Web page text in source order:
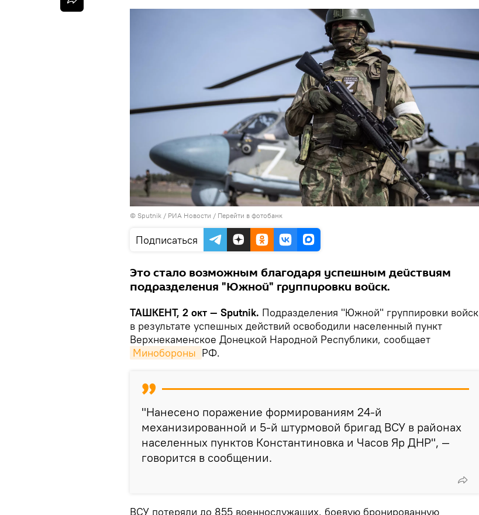
© Sputnik / РИА Новости / Перейти в фотобанк
Подписаться
Это стало возможным благодаря успешным действиям
подразделения "Южной" группировки войск.
ТАШКЕНТ, 2 окт — Sputnik. Подразделения "Южной" группировки войск
в результате успешных действий освободили населенный пункт
Верхнекаменское Донецкой Народной Республики, сообщает
Минобороны РФ.
"Нанесено поражение формированиям 24-й
механизированной и 5-й штурмовой бригад ВСУ в районах
населенных пунктов Константиновка и Часов Яр ДНР", —
говорится в сообщении.
ВСУ потеряли до 855 военнослужащих, боевую бронированную